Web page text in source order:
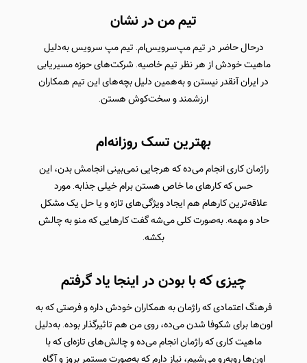
تیم من در نشان
درحال حاضر در تیم مپ‌سرویس‌ام. تیم مپ سرویس به‌دلیل
ماهیت خودش از هر نظر تیم خاصیه. شرکت‌های حوزه مسیریابی
در ایران آنقدر نیستن و به‌همین دلیل بچه‌های این تیم همکاران
ارزشمند و سخت‌کوش هستن.
بهترین تسک روزانه‌ام
راژمان کاری انجام می‌ده که هرجایی نمی‌بینی انجامش بدن، این
حس که کارهای ما خاص هستن برام خیلی جذابه. مورد
علاقه‌ترین کارهام هم ایجاد ویژگی‌های تازه و یا حل یک مشکل
حاد و مهمه. به‌صورت کلی می‌شه گفت کارهایی که منو به چالش
بکشه.
چیزی که با بودن در اینجا یاد گرفتم
فرهنگ اعتمادی که راژمان به همکاران خودش داره و فرصتی که به
اون‌ها برای شکوفا شدن می‌ده، روی من هم تاثیرگذار بوده. به‌دلیل
ماهیت کاری که راژمان انجام می‌ده و چالش‌های تازه‌ای که با
اون‌ها روبه‌رو می‌شیم، نیاز دارم که به‌صورت مستمر بروز و آگاه